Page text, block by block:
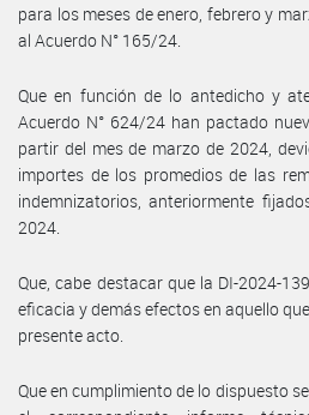
para los meses de enero, febrero y
al Acuerdo N° 165/24.
Que en función de lo antedicho y
Acuerdo N° 624/24 han pactado
partir del mes de marzo de 2024,
importes de los promedios de las
indemnizatorios, anteriormente
2024.
Que, cabe destacar que la DI-2024-
eficacia y demás efectos en aquello
presente acto.
Que en cumplimiento de lo dispuesto